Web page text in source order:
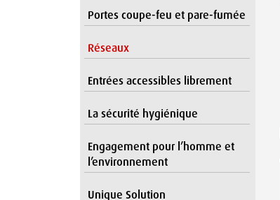
Portes coupe-feu et pare-fumée
Réseaux
Entrées accessibles librement
La sécurité hygiénique
Engagement pour l’homme et
l’environnement
Unique Solution